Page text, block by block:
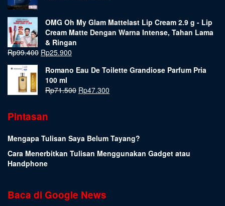
OMG Oh My Glam Mattelast Lip Cream 2.9 g - Lip
Cream Matte Dengan Warna Intense, Tahan Lama
& Ringan
Rp99.400 Rp25.900
Romano Eau De Toilette Grandiose Parfum Pria
100 ml
Rp71.500 Rp47.300
Pintasan
Mengapa Tulisan Saya Belum Tayang?
Cara Menerbitkan Tulisan Menggunakan Gadget atau
Handphone
Baca di Google News